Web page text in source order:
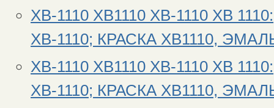
ХВ-1110 ХВ1110 ХВ-1110 ХВ
ХВ-1110; КРАСКА ХВ1110,
ХВ-1110 ХВ1110 ХВ-1110 ХВ
ХВ-1110; КРАСКА ХВ1110,